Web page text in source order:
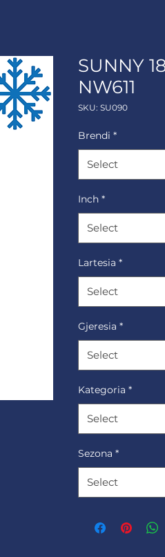
SUNNY
NW611
SKU: SU090
Brendi *
Select
Inch *
Select
Lartesia *
Select
Gjeresia *
Select
Kategoria *
Select
Sezona *
Select